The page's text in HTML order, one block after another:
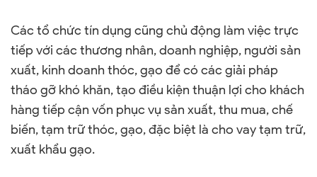
Các tổ chức tín dụng cũng chủ động làm việc trực
tiếp với các thương nhân, doanh nghiệp, người sản
xuất, kinh doanh thóc, gạo để có các giải pháp
tháo gỡ khó khăn, tạo điều kiện thuận lợi cho khách
hàng tiếp cận vốn phục vụ sản xuất, thu mua, chế
biến, tạm trữ thóc, gạo, đặc biệt là cho vay tạm trữ,
xuất khẩu gạo.